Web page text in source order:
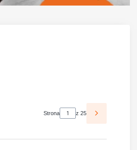
Strona z 25